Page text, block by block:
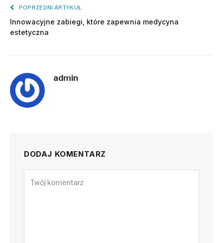
POPRZEDNI ARTYKUŁ
Innowacyjne zabiegi, które zapewnia medycyna
estetyczna
admin
DODAJ KOMENTARZ